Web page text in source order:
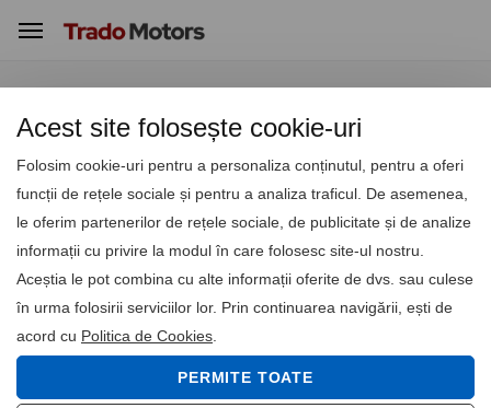
Acest site folosește cookie-uri
Folosim cookie-uri pentru a personaliza conținutul, pentru a oferi
funcții de rețele sociale și pentru a analiza traficul. De asemenea,
le oferim partenerilor de rețele sociale, de publicitate și de analize
informații cu privire la modul în care folosesc site-ul nostru.
Aceștia le pot combina cu alte informații oferite de dvs. sau culese
în urma folosirii serviciilor lor. Prin continuarea navigării, ești de
acord cu Politica de Cookies
PERMITE TOATE